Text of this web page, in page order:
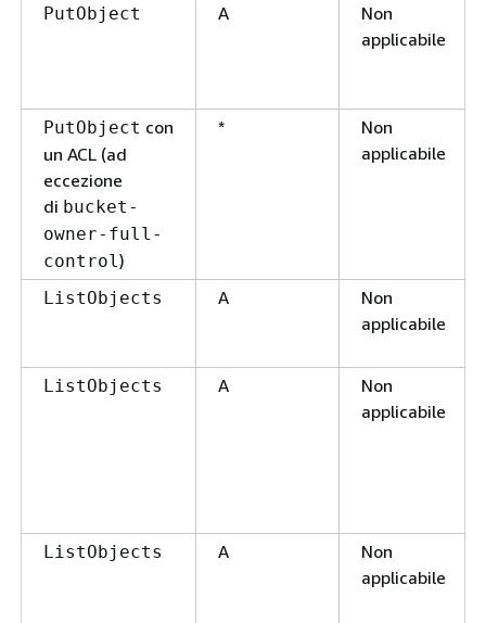
PutObject A
Non
applicabile
PutObject con
un ACL (ad
eccezione
di bucket-
owner-full-
control )
*
Non
applicabile
ListObjects A
Non
applicabile
ListObjects A
Non
applicabile
ListObjects A
Non
applicabile